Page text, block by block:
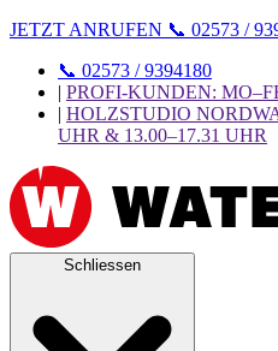
JETZT ANRUFEN 📞 02573 /
📞 02573 / 9394180
| PROFI-KUNDEN:
| HOLZSTUDIO
UHR & 13.00–17.31 UHR
Schliessen